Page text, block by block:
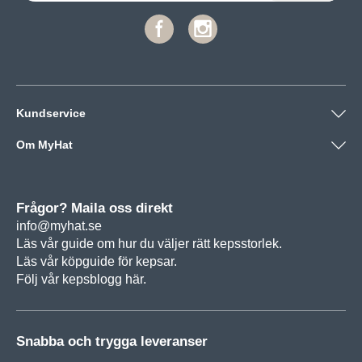
Kundservice
Om MyHat
Frågor? Maila oss direkt
info@myhat.se
Läs vår guide om hur du väljer rätt kepsstorlek.
Läs vår köpguide för kepsar.
Följ vår kepsblogg här.
Snabba och trygga leveranser